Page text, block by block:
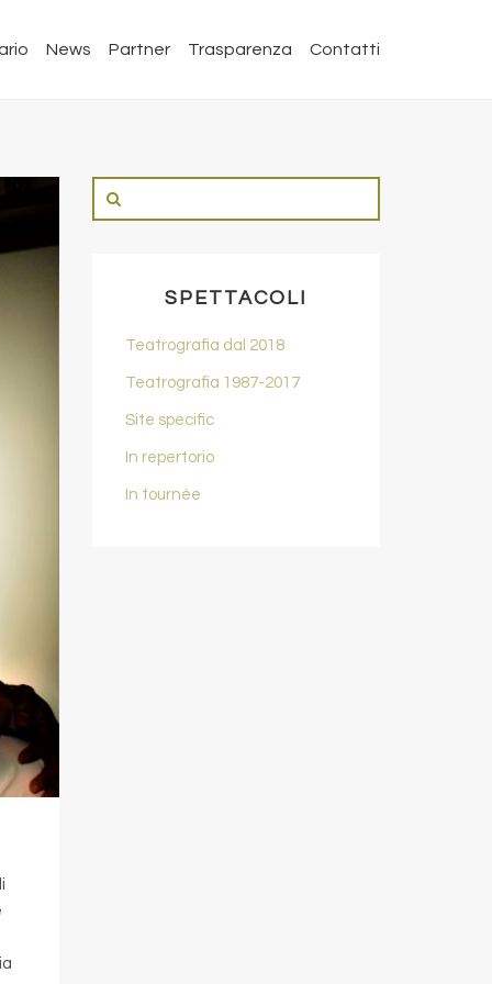
News Partner Trasparenza Contatti
SPETTACOLI
Teatrografia dal 2018
Teatrografia 1987-2017
Site specific
In repertorio
In tournée